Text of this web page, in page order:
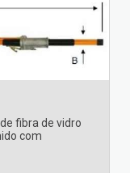
fibra de vidro
com